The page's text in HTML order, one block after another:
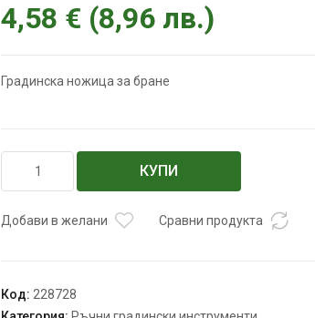
4,58 € (8,96 лв.)
Градинска ножица за бране
ножица
КУПИ
Добави в желани Сравни продукта
Код: 228728